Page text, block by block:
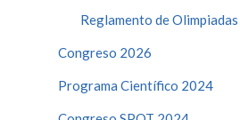
Reglamento de Olimpiadas
Congreso 2026
Programa Científico 2024